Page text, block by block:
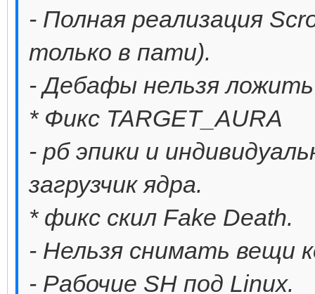
- Полная реализация
только в пати).
- Дебафы нельзя
* Фикс TARGET_AURA
- рб эпики и
загрузчик ядра.
* фикс скил Fake Death.
- Нельзя снимать вещи
- Рабочие SH под Linux.